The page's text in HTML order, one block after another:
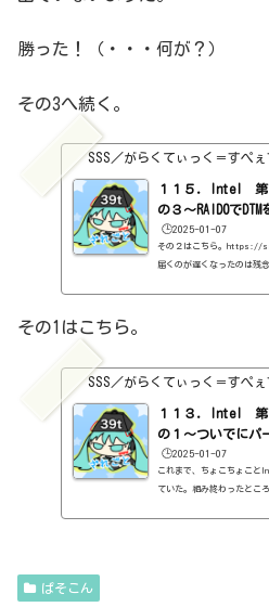
勝った！（・・・何が？）
その3へ続く。
SSS／がらくてぃっく＝すぺぇ
１１５．Intel 第
の３～RAID0で
🕒️2025-01-07
その２はこちら。https://
届くのが遅くなったのは残
ぁ。つまり、2つのストレー
その1はこちら。
SSS／がらくてぃっく＝すぺぇ
１１３．Intel 第
の１～ついでにパ
🕒️2025-01-07
これまで、ちょこちょこと
ていた。組み終わったとこ
ぱそこん